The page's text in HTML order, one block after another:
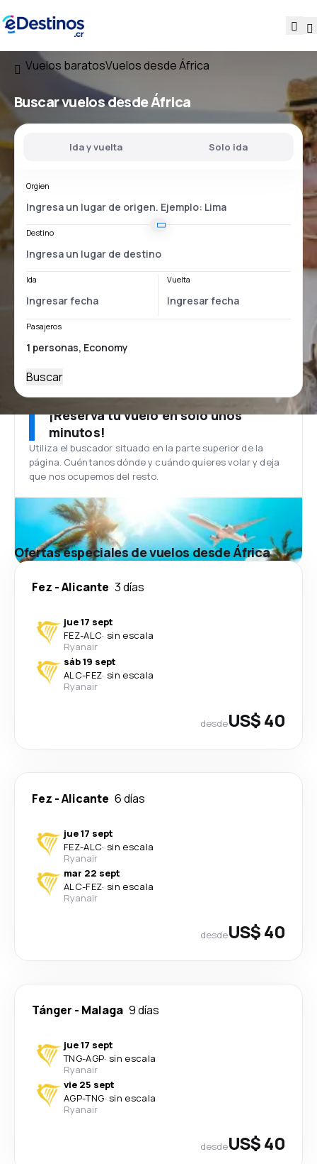
Vuelos baratosVuelos desde África
Buscar vuelos desde África
Ida y vuelta Solo ida
Orgien
Destino
Ida Vuelta
Pasajeros
Buscar
¡Reserva tu vuelo en solo unos
minutos!
Utiliza el buscador situado en la parte superior de la
página. Cuéntanos dónde y cuándo quieres volar y deja
que nos ocupemos del resto.
Ofertas especiales de vuelos desde África
Fez -Alicante 3 días
jue 17 sept
FEZ-ALC· sin escala
Ryanair
sáb 19 sept
ALC-FEZ· sin escala
Ryanair
desdeUS$ 40
Fez -Alicante 6 días
jue 17 sept
FEZ-ALC· sin escala
Ryanair
mar 22 sept
ALC-FEZ· sin escala
Ryanair
desdeUS$ 40
Tánger - Malaga 9 días
jue 17 sept
TNG-AGP· sin escala
Ryanair
vie 25 sept
AGP-TNG· sin escala
Ryanair
desdeUS$ 40